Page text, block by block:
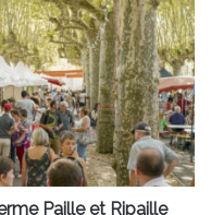
Paille et Ripaille